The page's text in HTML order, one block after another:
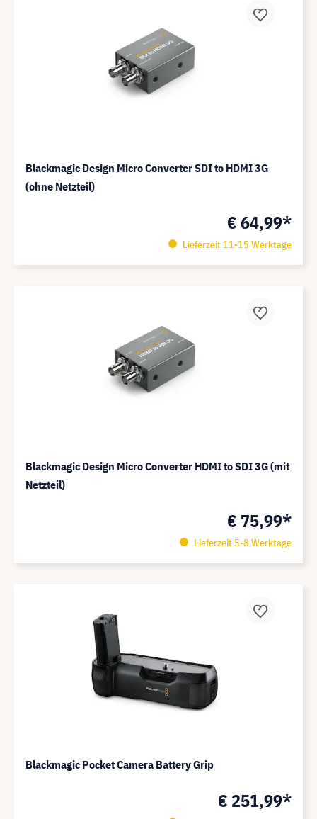
Blackmagic Design Micro Converter SDI to HDMI 3G
(ohne Netzteil)
€ 64,99*
Lieferzeit 11-15 Werktage
Blackmagic Design Micro Converter HDMI to SDI 3G (mit
Netzteil)
€ 75,99*
Lieferzeit 5-8 Werktage
Blackmagic Pocket Camera Battery Grip
€ 251,99*